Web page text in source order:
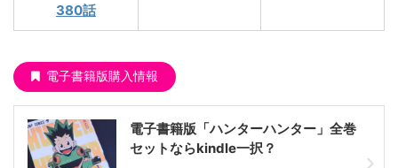
380話
電子書籍版購入情報
電子書籍版「ハンターハンター」全巻
セットならkindle一択？